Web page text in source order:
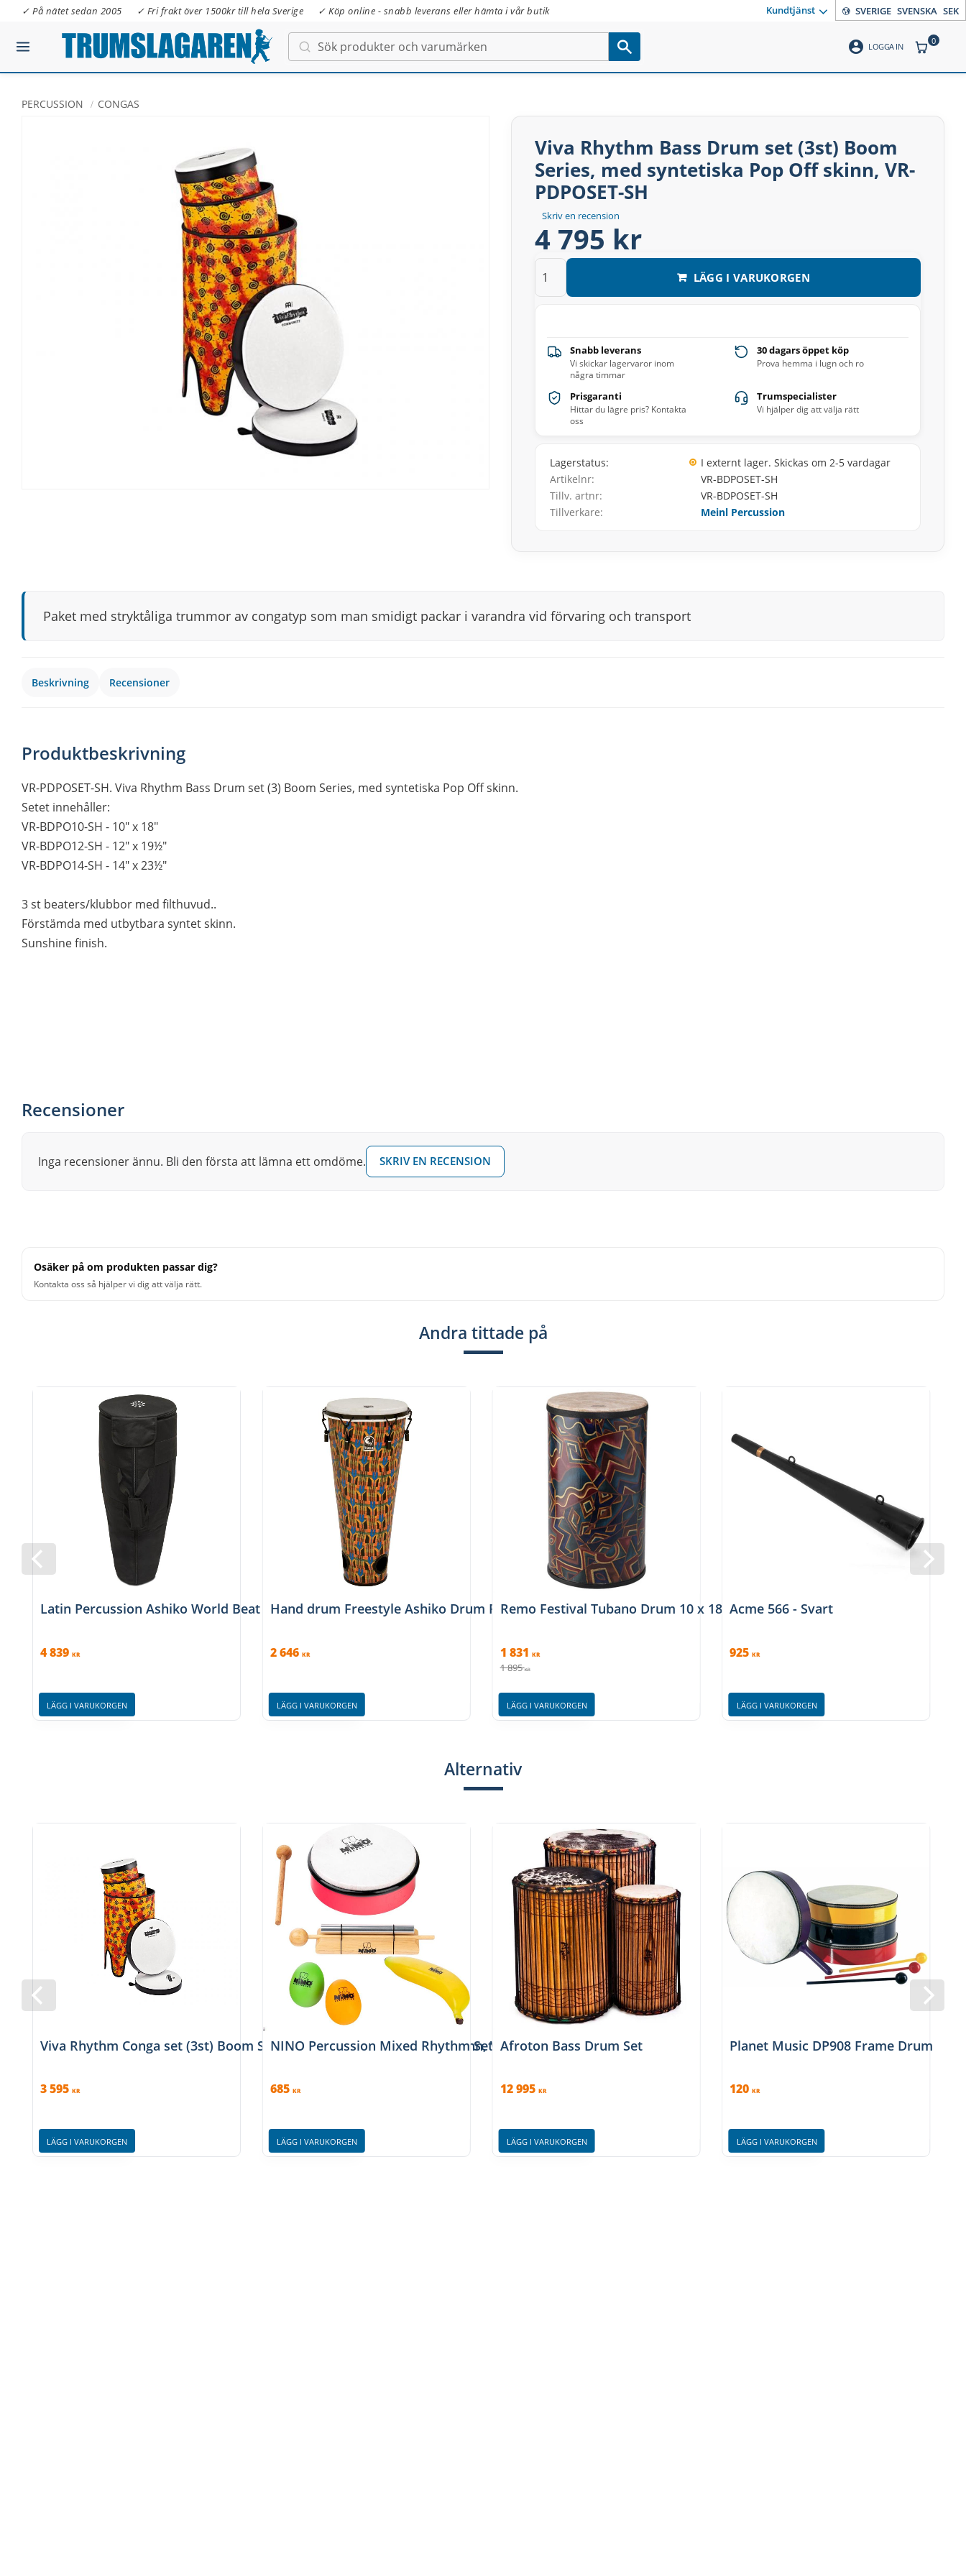
✓ På nätet sedan 2005 ✓ Fri frakt över 1500kr till hela Sverige ✓ Köp online - snabb leverans eller hämta i vår butik Kundtjänst SVERIGE SVENSKA SEK
account_circle LOGGA IN ANTAL
0
PERCUSSION CONGAS
Viva Rhythm Bass Drum set (3st) Boom
Series, med syntetiska Pop Off skinn, VR-
PDPOSET-SH
Skriv en recension
4 795 kr
LÄGG I VARUKORGEN
Snabb leverans
Vi skickar lagervaror inom
några timmar
30 dagars öppet köp
Prova hemma i lugn och ro
Prisgaranti
Hittar du lägre pris? Kontakta
oss
Trumspecialister
Vi hjälper dig att välja rätt
Lagerstatus
I externt lager. Skickas om 2-5 vardagar
Artikelnr
VR-BDPOSET-SH
Tillv. artnr
VR-BDPOSET-SH
Tillverkare
Meinl Percussion
Paket med stryktåliga trummor av congatyp som man smidigt packar i varandra vid förvaring och transport
Beskrivning Recensioner
Produktbeskrivning
VR-PDPOSET-SH. Viva Rhythm Bass Drum set (3) Boom Series, med syntetiska Pop Off skinn.
Setet innehåller:
VR-BDPO10-SH - 10" x 18"
VR-BDPO12-SH - 12" x 19½"
VR-BDPO14-SH - 14" x 23½"
3 st beaters/klubbor med filthuvud..
Förstämda med utbytbara syntet skinn.
Sunshine finish.
Recensioner
Inga recensioner ännu. Bli den första att lämna ett omdöme. SKRIV EN RECENSION
Osäker på om produkten passar dig?
Kontakta oss så hjälper vi dig att välja rätt.
Andra tittade på
Latin Percussion Ashiko World Beat Pretuned Stackable LP7002-K, Set
4 839 KR
LÄGG I VARUKORGEN
Hand drum Freestyle Ashiko Drum Rope Tuned, Toca TFA-12RK
2 646 KR
LÄGG I VARUKORGEN
Remo Festival Tubano Drum 10 x 18″ Island
1 831 KR
1 895 KR
LÄGG I VARUKORGEN
Acme 566 - Svart
925 KR
LÄGG I VARUKORGEN
Alternativ
Viva Rhythm Conga set (3st) Boom Series, med syntetiska Pop Off skinn, VR-CSET-SH
3 595 KR
LÄGG I VARUKORGEN
NINO Percussion Mixed Rhythm Set, 5 pcs., NINOSET8
685 KR
LÄGG I VARUKORGEN
Afroton Bass Drum Set
12 995 KR
LÄGG I VARUKORGEN
Planet Music DP908 Frame Drum 8″
120 KR
LÄGG I VARUKORGEN